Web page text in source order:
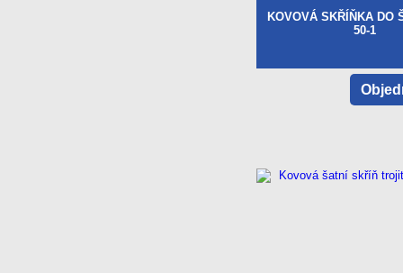
KOVOVÁ SKŘÍŇKA DO
50-1